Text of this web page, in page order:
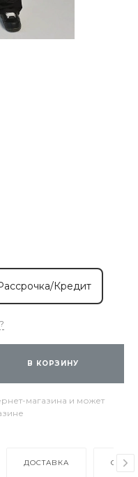
Кредит
В КОРЗИНУ
магазина и может
ДОСТАВКА